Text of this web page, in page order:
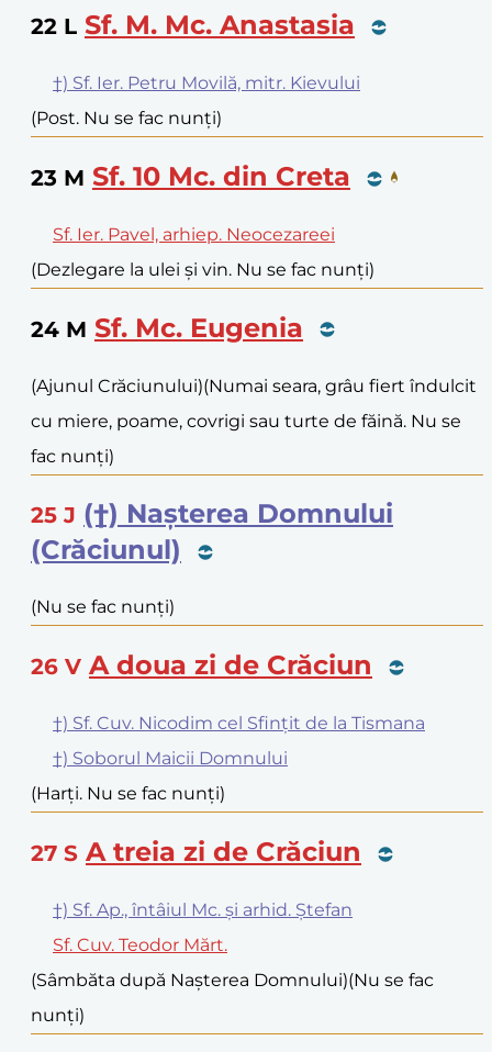
22 L Sf. M. Mc. Anastasia
†) Sf. Ier. Petru Movilă, mitr. Kievului
(Post. Nu se fac nunți)
23 M Sf. 10 Mc. din Creta
Sf. Ier. Pavel, arhiep. Neocezareei
(Dezlegare la ulei și vin. Nu se fac nunți)
24 M Sf. Mc. Eugenia
(Ajunul Crăciunului)(Numai seara, grâu fiert îndulcit
cu miere, poame, covrigi sau turte de făină. Nu se
fac nunți)
25 J (†) Nașterea Domnului
(Crăciunul)
(Nu se fac nunți)
26 V A doua zi de Crăciun
†) Sf. Cuv. Nicodim cel Sfințit de la Tismana
†) Soborul Maicii Domnului
(Harți. Nu se fac nunți)
27 S A treia zi de Crăciun
†) Sf. Ap., întâiul Mc. și arhid. Ștefan
Sf. Cuv. Teodor Mărt.
(Sâmbăta după Nașterea Domnului)(Nu se fac
nunți)